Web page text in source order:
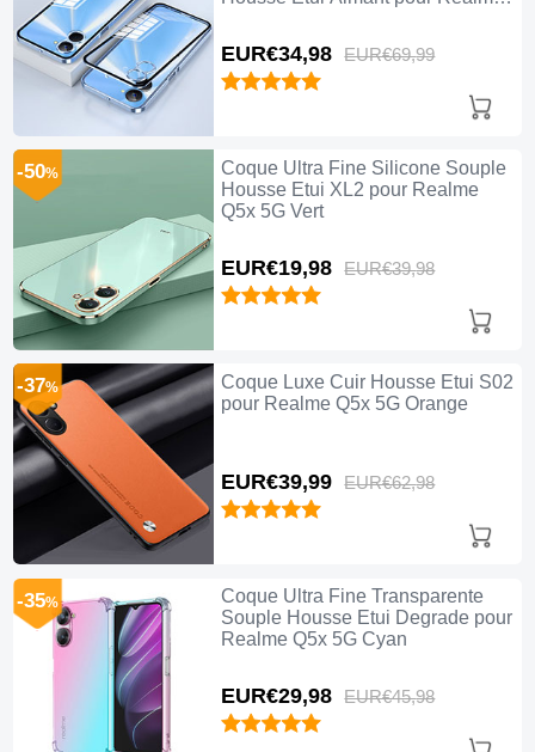
EUR€34,98 EUR€69,99
Coque Ultra Fine Silicone Souple
Housse Etui XL2 pour Realme
Q5x 5G Vert
EUR€19,98 EUR€39,98
-50%
Coque Luxe Cuir Housse Etui S02
pour Realme Q5x 5G Orange
EUR€39,99 EUR€62,98
-37%
Coque Ultra Fine Transparente
Souple Housse Etui Degrade pour
Realme Q5x 5G Cyan
EUR€29,98 EUR€45,98
-35%